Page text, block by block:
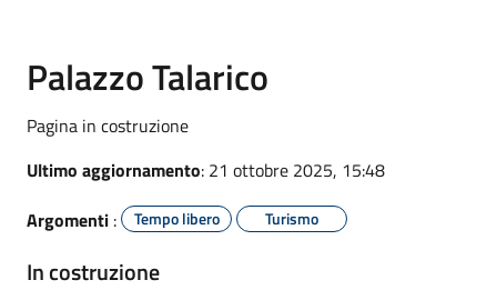
Palazzo Talarico
Pagina in costruzione
Ultimo aggiornamento: 21 ottobre 2025, 15:48
Argomenti : Tempo libero Turismo
In costruzione